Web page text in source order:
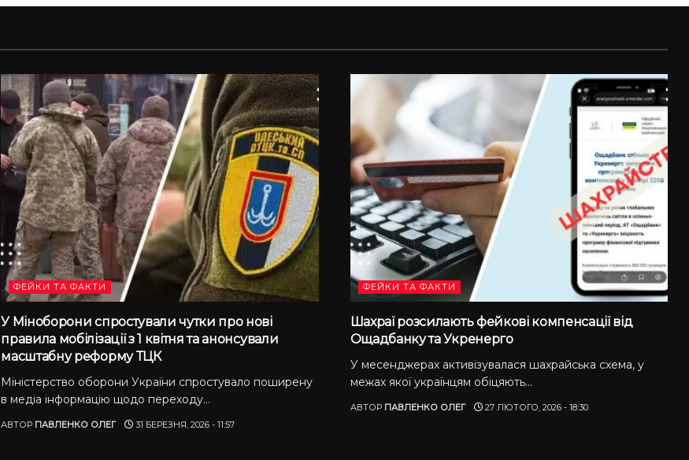
ФЕЙКИ ТА ФАКТИ
У Міноборони спростували чутки про нові
правила мобілізації з 1 квітня та анонсували
масштабну реформу ТЦК
Міністерство оборони України спростувало поширену
в медіа інформацію щодо переходу...
АВТОР ПАВЛЕНКО ОЛЕГ 31 БЕРЕЗНЯ, 2026 - 11:57
ФЕЙКИ ТА ФАКТИ
Шахраї розсилають фейкові компенсації від
Ощадбанку та Укренерго
У месенджерах активізувалася шахрайська схема, у
межах якої українцям обіцяють...
АВТОР ПАВЛЕНКО ОЛЕГ 27 ЛЮТОГО, 2026 - 18:30